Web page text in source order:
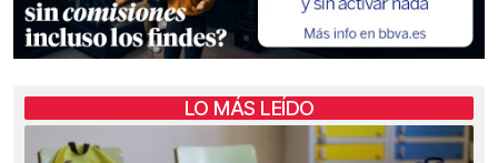
LO MÁS LEÍDO